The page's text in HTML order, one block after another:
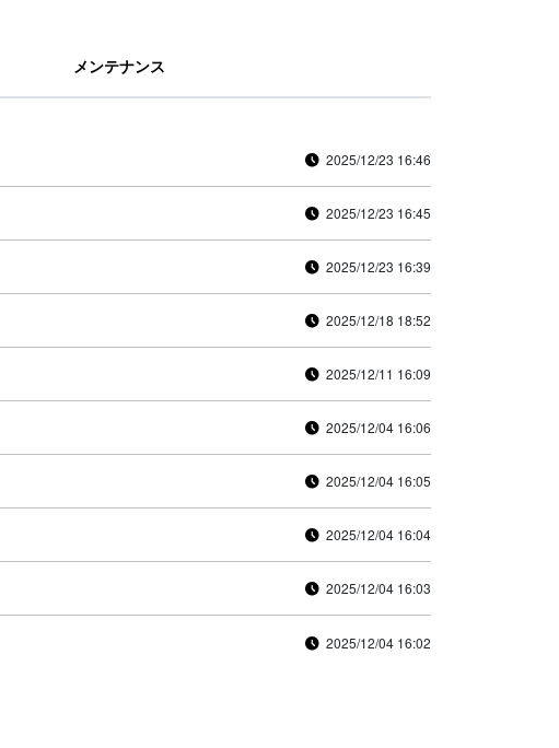
メンテナンス
2025/12/23 16:46
2025/12/23 16:45
2025/12/23 16:39
2025/12/18 18:52
2025/12/11 16:09
2025/12/04 16:06
2025/12/04 16:05
2025/12/04 16:04
2025/12/04 16:03
2025/12/04 16:02